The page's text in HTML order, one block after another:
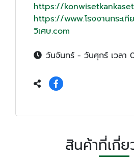
https://
https://www.โรงงานกระเที
วิเศษ.com
วันจันทร์ - วันศุกร์ เวลา
สินค้าที่เกี่